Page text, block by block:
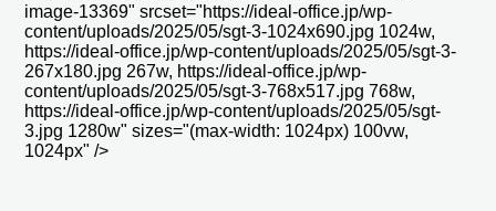
image-13369" srcset="https://ideal-office.jp/wp-
content/uploads/2025/05/sgt-3-1024x690.jpg 1024w,
https://ideal-office.jp/wp-content/uploads/2025/05/sgt-3-
267x180.jpg 267w, https://ideal-office.jp/wp-
content/uploads/2025/05/sgt-3-768x517.jpg 768w,
https://ideal-office.jp/wp-content/uploads/2025/05/sgt-
3.jpg 1280w" sizes="(max-width: 1024px) 100vw,
1024px" />